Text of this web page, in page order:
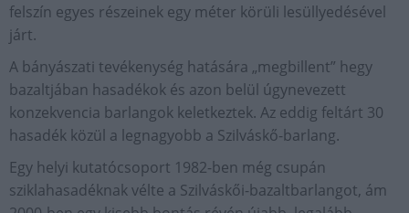
felszín egyes részeinek egy méter körüli lesüllyedésével
járt.
A bányászati tevékenység hatására „megbillent” hegy
bazaltjában hasadékok és azon belül úgynevezett
konzekvencia barlangok keletkeztek. Az eddig feltárt 30
hasadék közül a legnagyobb a Szilváskő-barlang.
Egy helyi kutatócsoport 1982-ben még csupán
sziklahasadéknak vélte a Szilváskői-bazaltbarlangot, ám